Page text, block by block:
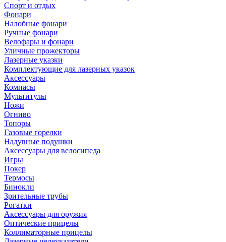
Спорт и отдых
Фонари
Налобные фонари
Ручные фонари
Велофары и фонари
Уличные прожекторы
Лазерные указки
Комплектующие для лазерных указок
Аксессуары
Компасы
Мультитулы
Ножи
Огниво
Топоры
Газовые горелки
Надувные подушки
Аксессуары для велосипеда
Игры
Покер
Термосы
Бинокли
Зрительные трубы
Рогатки
Аксессуары для оружия
Оптические прицелы
Коллиматорные прицелы